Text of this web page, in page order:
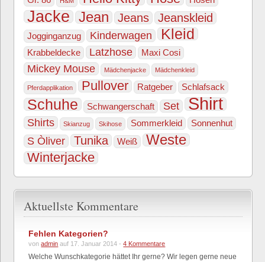
Jacke Jean Jeans Jeanskleid
Jogginganzug Kinderwagen Kleid
Krabbeldecke Latzhose Maxi Cosi
Mickey Mouse Mädchenjacke Mädchenkleid
Pferdapplikation Pullover Ratgeber Schlafsack
Schuhe Schwangerschaft Set Shirt
Shirts Skianzug Skihose Sommerkleid Sonnenhut
S Òliver Tunika Weiß Weste
Winterjacke
Aktuellste Kommentare
Fehlen Kategorien?
vonadmin auf 17. Januar 2014 -4 Kommentare
Welche Wunschkategorie hättet Ihr gerne? Wir legen gerne neue